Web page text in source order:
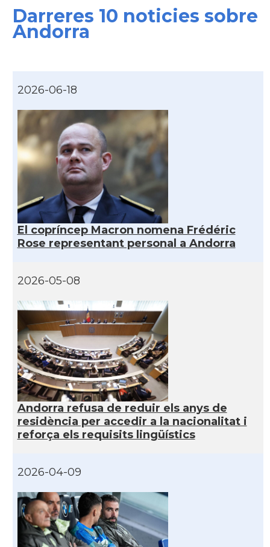
Darreres 10 noticies sobre
Andorra
2026-06-18
El copríncep Macron nomena Frédéric
Rose representant personal a Andorra
2026-05-08
Andorra refusa de reduir els anys de
residència per accedir a la nacionalitat i
reforça els requisits lingüístics
2026-04-09